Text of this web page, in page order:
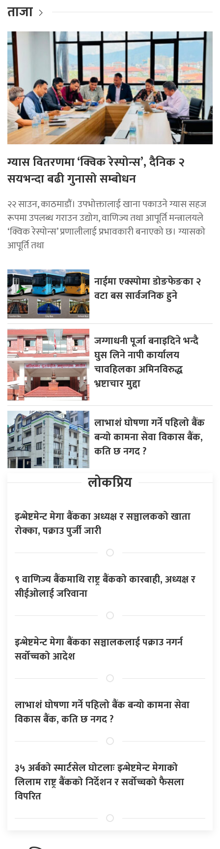
ताजा
ग्यास वितरणमा ‘क्विक रेस्पोन्स’, दैनिक २
सयभन्दा बढी गुनासो सम्बोधन
२२ साउन, काठमाडाैं। उपभोक्तालाई खाना पकाउने ग्यास सहज
रूपमा उपलब्ध गराउन उद्योग, वाणिज्य तथा आपूर्ति मन्त्रालयले
‘क्विक रेस्पोन्स’ प्रणालीलाई प्रभावकारी बनाएको छ। ग्यासको
आपूर्ति तथा
नाईमा एक्स्पोमा डोङफेङका २
वटा बस सार्वजनिक हुने
जग्गाधनी पूर्जा बनाइदिने भन्दै
घुस लिने नापी कार्यालय
चावहिलका अमिनविरुद्ध
भ्रष्टाचार मुद्दा
लाभाशं घोषणा गर्ने पहिलो बैंक
बन्यो कामना सेवा विकास बैंक,
कति छ नगद ?
लोकप्रिय
इन्भेष्टमेन्ट मेगा बैंकका अध्यक्ष र सञ्चालकको खाता
रोक्का, पक्राउ पुर्जी जारी
९ वाणिज्य बैंकमाथि राष्ट्र बैंकको कारबाही, अध्यक्ष र
सीईओलाई जरिवाना
इन्भेष्टमेन्ट मेगा बैंकका सञ्चालकलाई पक्राउ नगर्न
सर्वोच्चको आदेश
लाभाशं घोषणा गर्ने पहिलो बैंक बन्यो कामना सेवा
विकास बैंक, कति छ नगद ?
३५ अर्बको स्मार्टसेल घोटलाः इन्भेष्टमेन्ट मेगाको
लिलाम राष्ट्र बैंकको निर्देशन र सर्वोच्चको फैसला
विपरित